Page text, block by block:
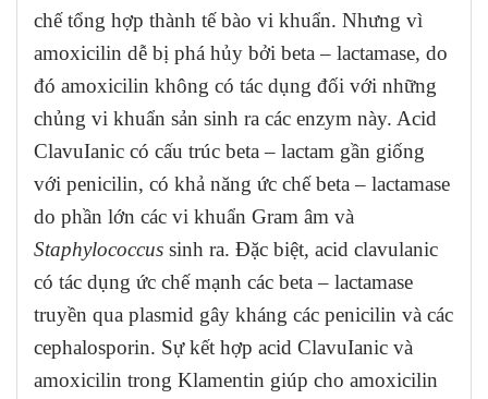
chế tổng hợp thành tế bào vi khuẩn. Nhưng vì
amoxicilin dễ bị phá hủy bởi beta – lactamase, do
đó amoxicilin không có tác dụng đối với những
chủng vi khuẩn sản sinh ra các enzym này. Acid
ClavuIanic có cấu trúc beta – lactam gần giống
với penicilin, có khả năng ức chế beta – lactamase
do phần lớn các vi khuẩn Gram âm và
Staphylococcus sinh ra. Đặc biệt, acid clavulanic
có tác dụng ức chế mạnh các beta – lactamase
truyền qua plasmid gây kháng các penicilin và các
cephalosporin. Sự kết hợp acid ClavuIanic và
amoxicilin trong Klamentin giúp cho amoxicilin